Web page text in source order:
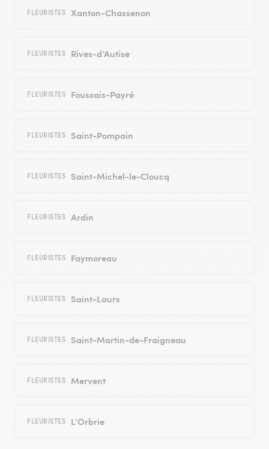
FLEURISTES Xanton-Chassenon
FLEURISTES Rives-d’Autise
FLEURISTES Foussais-Payré
FLEURISTES Saint-Pompain
FLEURISTES Saint-Michel-le-Cloucq
FLEURISTES Ardin
FLEURISTES Faymoreau
FLEURISTES Saint-Laurs
FLEURISTES Saint-Martin-de-Fraigneau
FLEURISTES Mervent
FLEURISTES L’Orbrie